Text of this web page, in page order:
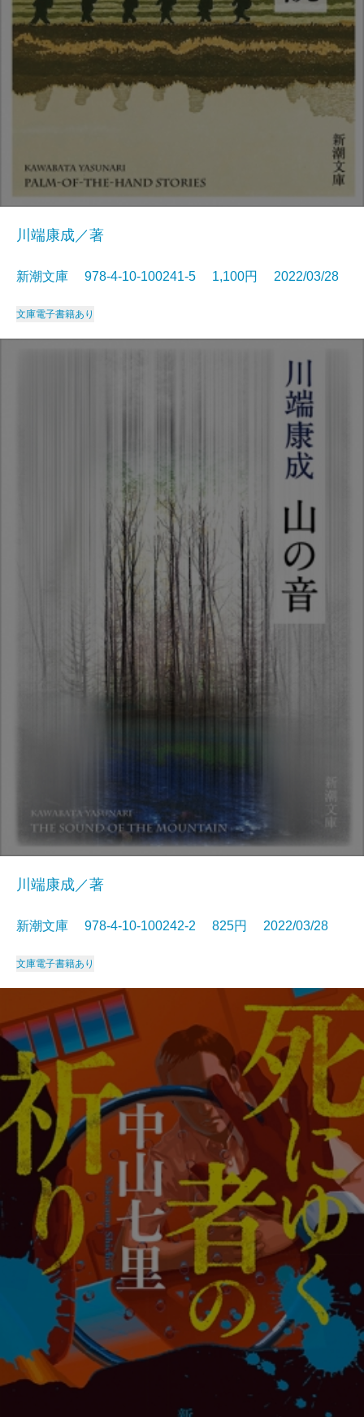
川端康成／著
新潮文庫 978-4-10-100241-5 1,100円 2022/03/28
文庫電子書籍あり
川端康成／著
新潮文庫 978-4-10-100242-2 825円 2022/03/28
文庫電子書籍あり